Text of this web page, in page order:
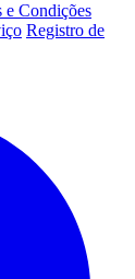
e Condições
Registro de